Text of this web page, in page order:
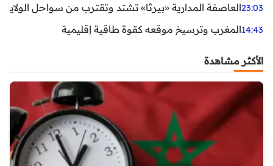
23:03العاصفة المدارية «بيرثا» تشتد وتقترب من سواحل
14:43المغرب وترسيخ موقعه كقوة طاقية إقليمية
الأكثر مشاهدة